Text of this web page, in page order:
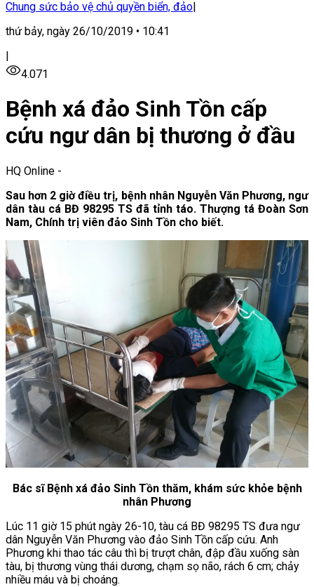
Chung sức bảo vệ chủ quyền biển, đảo|
thứ bảy, ngày 26/10/2019 • 10:41
|
4.071
Bệnh xá đảo Sinh Tồn cấp
cứu ngư dân bị thương ở đầu
HQ Online -
Sau hơn 2 giờ điều trị, bệnh nhân Nguyễn Văn Phương, ngư
dân tàu cá BĐ 98295 TS đã tỉnh táo. Thượng tá Đoàn Sơn
Nam, Chính trị viên đảo Sinh Tồn cho biết.
Bác sĩ Bệnh xá đảo Sinh Tồn thăm, khám sức khỏe bệnh
nhân Phương
Lúc 11 giờ 15 phút ngày 26-10, tàu cá BĐ 98295 TS đưa ngư
dân Nguyễn Văn Phương vào đảo Sinh Tồn cấp cứu. Anh
Phương khi thao tác câu thì bị trượt chân, đập đầu xuống sàn
tàu, bị thương vùng thái dương, chạm sọ não, rách 6 cm; chảy
nhiều máu và bị choáng.